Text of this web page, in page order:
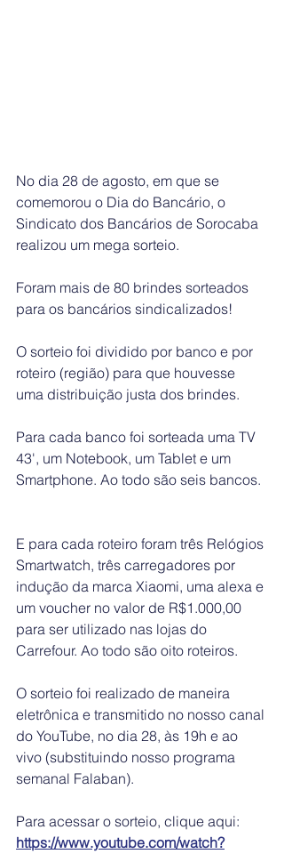
No dia 28 de agosto, em que se
comemorou o Dia do Bancário, o
Sindicato dos Bancários de Sorocaba
realizou um mega sorteio.
Foram mais de 80 brindes sorteados
para os bancários sindicalizados!
O sorteio foi dividido por banco e por
roteiro (região) para que houvesse
uma distribuição justa dos brindes.
Para cada banco foi sorteada uma TV
43', um Notebook, um Tablet e um
Smartphone. Ao todo são seis bancos.
E para cada roteiro foram três Relógios
Smartwatch, três carregadores por
indução da marca Xiaomi, uma alexa e
um voucher no valor de R$1.000,00
para ser utilizado nas lojas do
Carrefour. Ao todo são oito roteiros.
O sorteio foi realizado de maneira
eletrônica e transmitido no nosso canal
do YouTube, no dia 28, às 19h e ao
vivo (substituindo nosso programa
semanal Falaban).
Para acessar o sorteio, clique aqui:
https://www.youtube.com/watch?